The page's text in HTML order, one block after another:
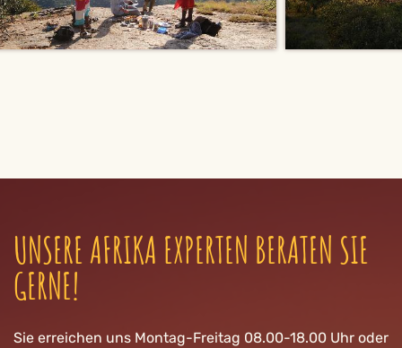
UNSERE AFRIKA EXPERTEN BERATEN SIE
GERNE!
Sie erreichen uns Montag-Freitag 08.00-18.00 Uhr oder